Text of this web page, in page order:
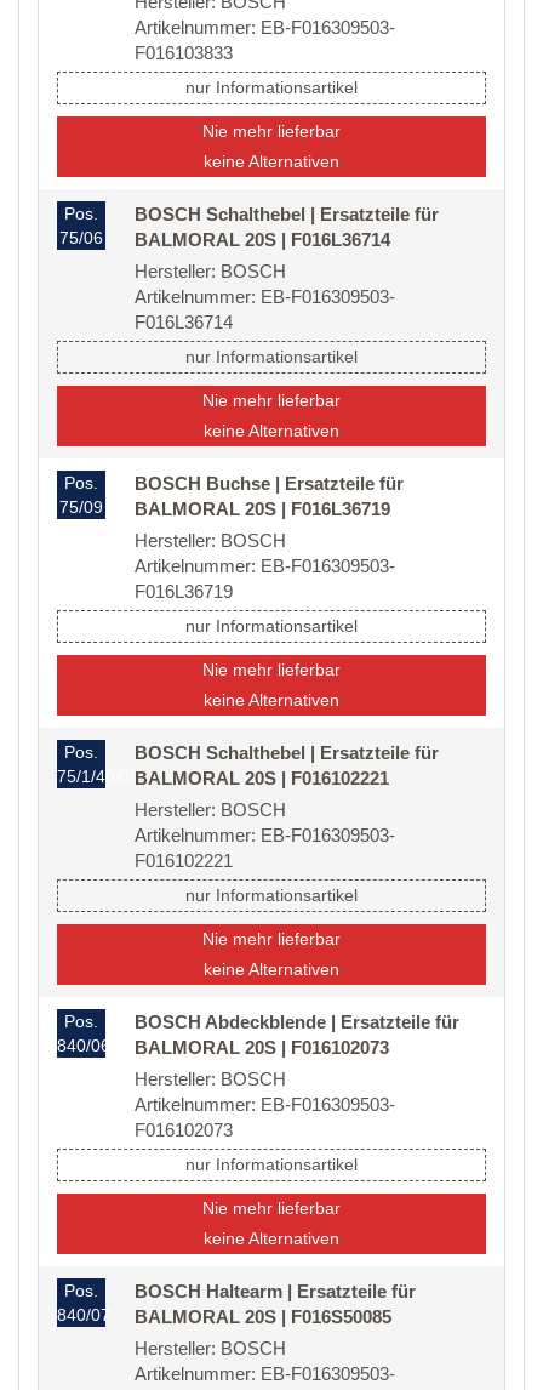
Artikelnummer: EB-F016309503-
F016103833
nur Informationsartikel
Nie mehr lieferbar
keine Alternativen
Pos.
75/06
BOSCH Schalthebel | Ersatzteile für
BALMORAL 20S | F016L36714
Hersteller: BOSCH
Artikelnummer: EB-F016309503-
F016L36714
nur Informationsartikel
Nie mehr lieferbar
keine Alternativen
Pos.
75/09
BOSCH Buchse | Ersatzteile für
BALMORAL 20S | F016L36719
Hersteller: BOSCH
Artikelnummer: EB-F016309503-
F016L36719
nur Informationsartikel
Nie mehr lieferbar
keine Alternativen
Pos.
75/1/40/08
BOSCH Schalthebel | Ersatzteile für
BALMORAL 20S | F016102221
Hersteller: BOSCH
Artikelnummer: EB-F016309503-
F016102221
nur Informationsartikel
Nie mehr lieferbar
keine Alternativen
Pos.
840/06
BOSCH Abdeckblende | Ersatzteile für
BALMORAL 20S | F016102073
Hersteller: BOSCH
Artikelnummer: EB-F016309503-
F016102073
nur Informationsartikel
Nie mehr lieferbar
keine Alternativen
Pos.
840/07
BOSCH Haltearm | Ersatzteile für
BALMORAL 20S | F016S50085
Hersteller: BOSCH
Artikelnummer: EB-F016309503-